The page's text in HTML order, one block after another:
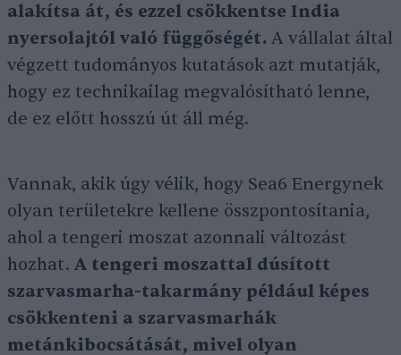
alakítsa át, és ezzel csökkentse India
nyersolajtól való függőségét. A vállalat által
végzett tudományos kutatások azt mutatják,
hogy ez technikailag megvalósítható lenne,
de ez előtt hosszú út áll még.
Vannak, akik úgy vélik, hogy Sea6 Energynek
olyan területekre kellene összpontosítania,
ahol a tengeri moszat azonnali változást
hozhat. A tengeri moszattal dúsított
szarvasmarha-takarmány például képes
csökkenteni a szarvasmarhák
metánkibocsátását, mivel olyan